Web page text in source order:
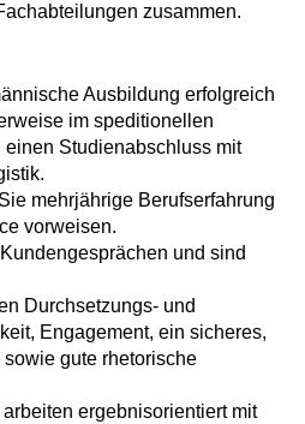
zusammen.
Ausbildung erfolgreich
im speditionellen
einen Studienabschluss mit
mehrjährige Berufserfahrung
vorweisen.
und sind
Durchsetzungs- und
Engagement, ein sicheres,
gute rhetorische
ergebnisorientiert mit